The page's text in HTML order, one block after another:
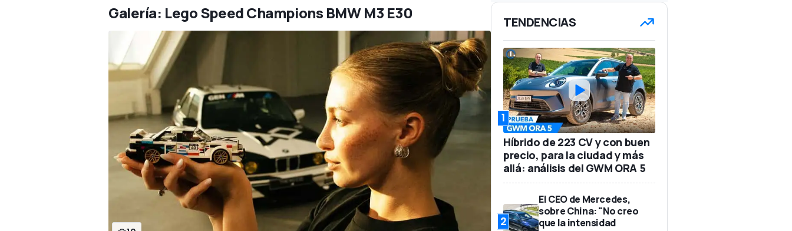
Galería: Lego Speed Champions BMW M3 E30 TENDENCIAS
1
Híbrido de 223 CV y con buen
precio, para la ciudad y más
allá: análisis del GWM ORA 5
2
El CEO de Mercedes,
sobre China: "No creo
que la intensidad